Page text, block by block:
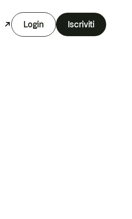
Login Iscriviti